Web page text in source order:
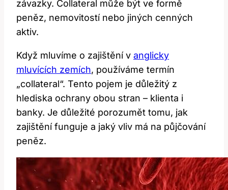
závazky. Collateral může být ve formě
peněz, nemovitostí nebo jiných cenných
aktiv.
Když mluvíme o zajištění v anglicky
mluvících zemích, používáme termín
„collateral“. Tento pojem je důležitý z
hlediska ochrany obou stran – klienta i
banky. Je důležité porozumět tomu, jak
zajištění funguje a jaký vliv má na půjčování
peněz.